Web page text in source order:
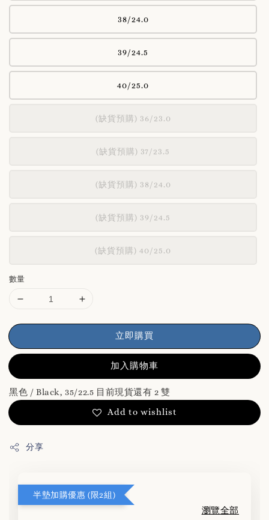
38/24.0
39/24.5
40/25.0
(缺貨預購) 36/23.0
(缺貨預購) 37/23.5
(缺貨預購) 38/24.0
(缺貨預購) 39/24.5
(缺貨預購) 40/25.0
數量
立即購買
加入購物車
黑色 / Black, 35/22.5 目前現貨還有 2 雙
Add to wishlist
分享
半墊加購優惠 (限2組)
瀏覽全部